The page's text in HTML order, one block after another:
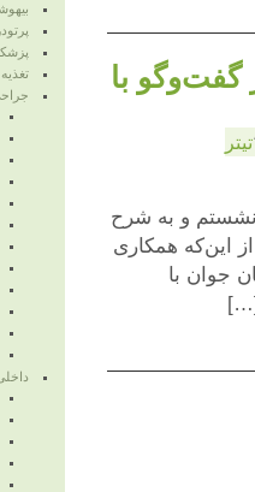
در گفت‌وگو با
تیتر
و به شرح
این‌که همکاری
جوان با
[…]
تغذیه